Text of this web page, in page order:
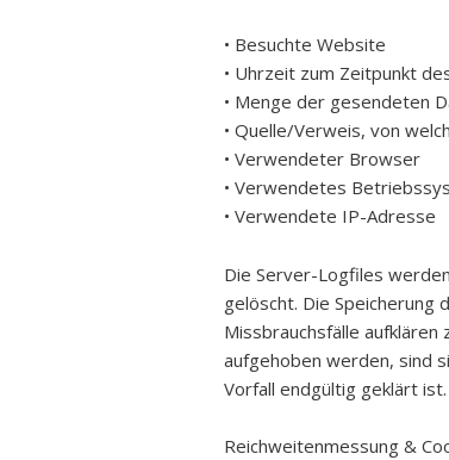
• Besuchte Website
• Uhrzeit zum Zeitpunkt
• Menge der gesendeten
• Quelle/Verweis, von
• Verwendeter Browser
• Verwendetes
• Verwendete IP-Adresse
Die Server-Logfiles
gelöscht. Die Speicherung
Missbrauchsfälle aufklären
aufgehoben werden, sind
Vorfall endgültig geklärt ist.
Reichweitenmessung &